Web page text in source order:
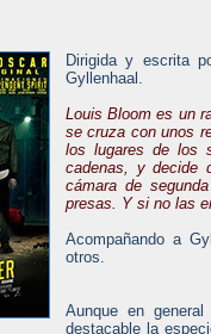
Dirigida y escrita
Gyllenhaal.
Louis Bloom es un
se cruza con unos
los lugares de los
cadenas, y decide
cámara de
presas. Y si no las
Acompañando a
otros.
Aunque en
destacable la